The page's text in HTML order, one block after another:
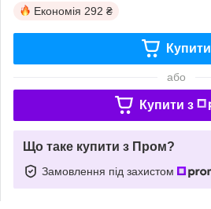
Економія 292 ₴
Купити
або
Купити з
Що таке купити з Пром?
Замовлення під захистом